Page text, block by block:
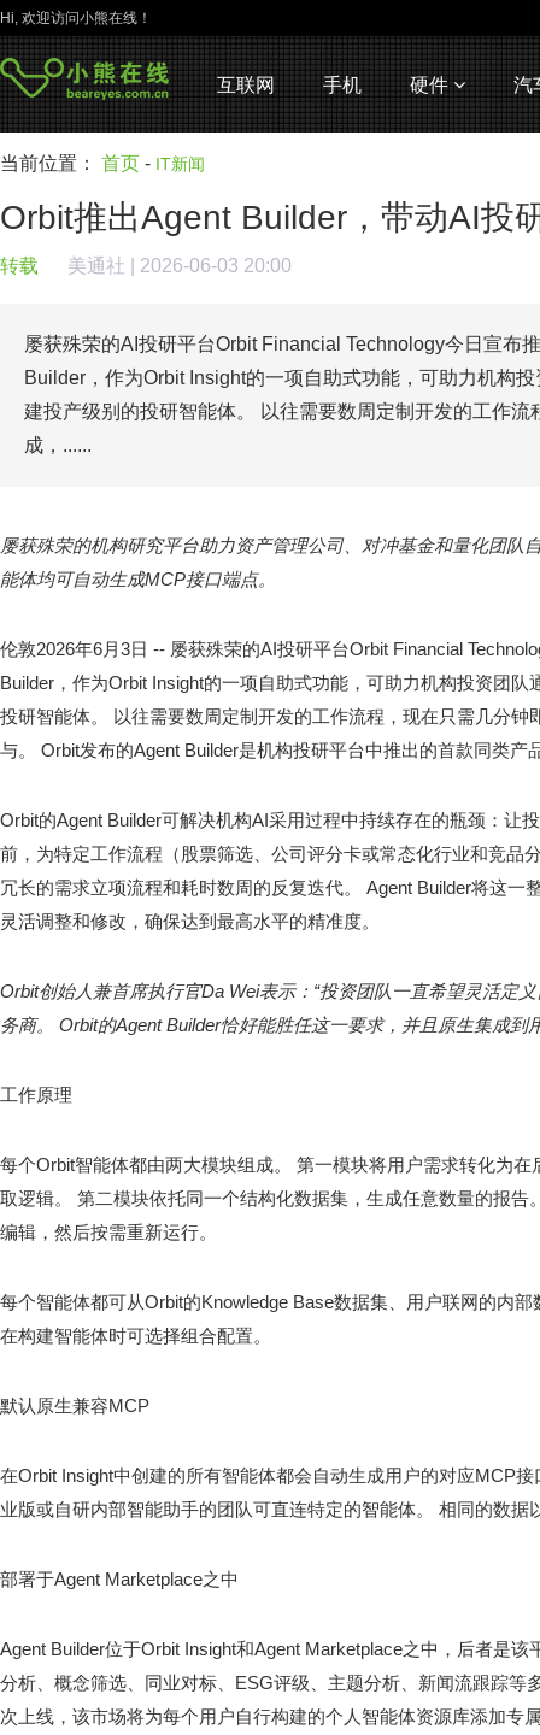
Hi, 欢迎访问小熊在线！
互联网 手机 硬件 汽
当前位置： 首页 - IT新闻
Orbit推出Agent Builder，带动AI投
转载 美通社 | 2026-06-03 20:00
屡获殊荣的AI投研平台Orbit Financial Technology今日宣布
Builder，作为Orbit Insight的一项自助式功能，可助力机构
建投产级别的投研智能体。 以往需要数周定制开发的工作流
成，......
屡获殊荣的机构研究平台助力资产管理公司、对冲基金和量化团队
能体均可自动生成MCP接口端点。
伦敦2026年6月3日 -- 屡获殊荣的AI投研平台Orbit Financial
Builder，作为Orbit Insight的一项自助式功能，可助力机构投资团
投研智能体。 以往需要数周定制开发的工作流程，现在只需几分钟
与。 Orbit发布的Agent Builder是机构投研平台中推出的首款同类产
Orbit的Agent Builder可解决机构AI采用过程中持续存在的瓶颈：让
前，为特定工作流程（股票筛选、公司评分卡或常态化行业和竞品
冗长的需求立项流程和耗时数周的反复迭代。 Agent Builder将这一
灵活调整和修改，确保达到最高水平的精准度。
Orbit创始人兼首席执行官Da Wei表示：“投资团队一直希望灵活定
务商。 Orbit的Agent Builder恰好能胜任这一要求，并且原生集成到
工作原理
每个Orbit智能体都由两大模块组成。 第一模块将用户需求转化为
取逻辑。 第二模块依托同一个结构化数据集，生成任意数量的报告
编辑，然后按需重新运行。
每个智能体都可从Orbit的Knowledge Base数据集、用户联网的内
在构建智能体时可选择组合配置。
默认原生兼容MCP
在Orbit Insight中创建的所有智能体都会自动生成用户的对应MCP
业版或自研内部智能助手的团队可直连特定的智能体。 相同的数据
部署于Agent Marketplace之中
Agent Builder位于Orbit Insight和Agent Marketplace之中，后者是
分析、概念筛选、同业对标、ESG评级、主题分析、新闻流跟踪等
次上线，该市场将为每个用户自行构建的个人智能体资源库添加专